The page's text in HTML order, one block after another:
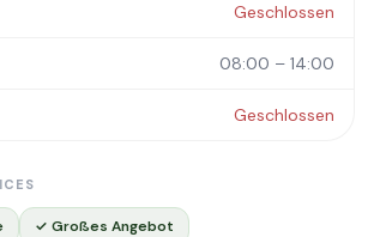
Geschlossen
08:00 – 14:00
Geschlossen
✓ Großes Angebot